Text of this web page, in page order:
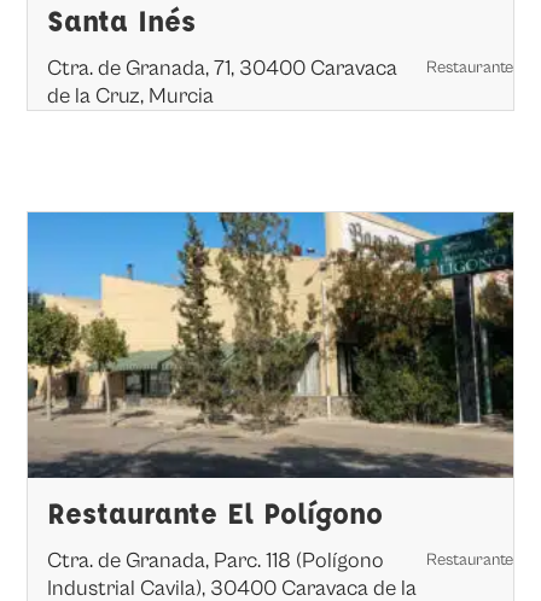
Santa Inés
Ctra. de Granada, 71, 30400 Caravaca
de la Cruz, Murcia
Restaurante
Restaurante El Polígono
Ctra. de Granada, Parc. 118 (Polígono
Industrial Cavila), 30400 Caravaca de la
Restaurante